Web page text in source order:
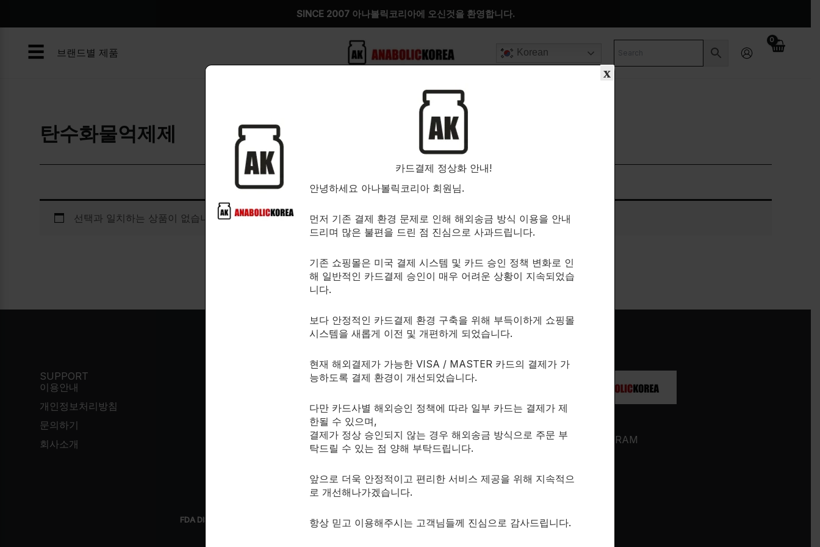
SINCE 2007 아나볼릭코리아에 오신것을 환영합니다.
☰ 브랜드별 제품 Korean
탄수화물억제제
선택과 일치하는 상품이 없습니다.
SUPPORT
이용안내
개인정보처리방침
문의하기
회사소개
CONTACT
한국시간과 달라 답변이 실시간으로 응대가 어려운점 양해 부탁드리겠습니다.
최대한 빠른 답변드리겠습니다.
토,일/공휴일: 휴무
이메일 또는 1:1 챗봇을 이용해주세요.
FDA DISCLAIMER
: These statements have not been evaluated by the Food and Drug Administration.
These products are not intended to diagnose, treat, cure, or prevent any disease.
INSTAGRAM
카드결제 정상화 안내!
안녕하세요 아나볼릭코리아 회원님.
먼저 기존 결제 환경 문제로 인해 해외송금 방식 이용을 안내
드리며 많은 불편을 드린 점 진심으로 사과드립니다.
기존 쇼핑몰은 미국 결제 시스템 및 카드 승인 정책 변화로 인
해 일반적인 카드결제 승인이 매우 어려운 상황이 지속되었습
니다.
보다 안정적인 카드결제 환경 구축을 위해 부득이하게 쇼핑몰
시스템을 새롭게 이전 및 개편하게 되었습니다.
현재 해외결제가 가능한 VISA / MASTER 카드의 결제가 가
능하도록 결제 환경이 개선되었습니다.
다만 카드사별 해외승인 정책에 따라 일부 카드는 결제가 제
한될 수 있으며,
결제가 정상 승인되지 않는 경우 해외송금 방식으로 주문 부
탁드릴 수 있는 점 양해 부탁드립니다.
앞으로 더욱 안정적이고 편리한 서비스 제공을 위해 지속적으
로 개선해나가겠습니다.
항상 믿고 이용해주시는 고객님들께 진심으로 감사드립니다.
x